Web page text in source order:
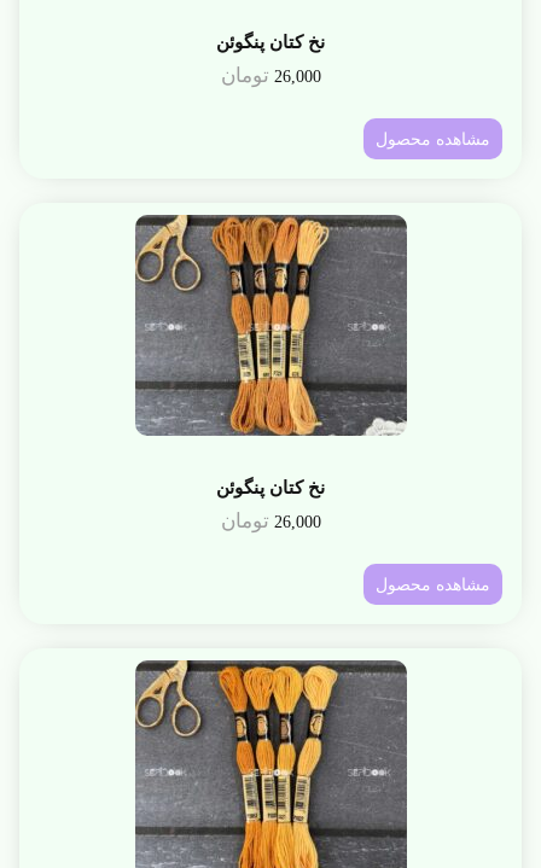
نخ کتان پنگوئن
26,000 تومان
مشاهده محصول
نخ کتان پنگوئن
26,000 تومان
مشاهده محصول